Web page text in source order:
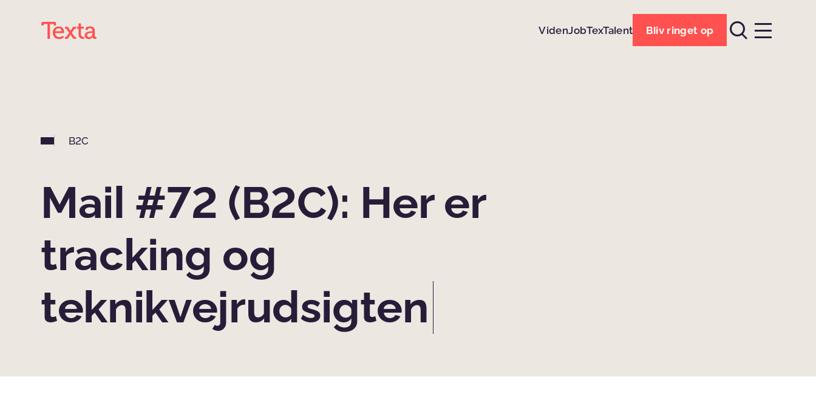
VidenJobTexTalent Bliv ringet op
B2C
Mail #72 (B2C): Her er
tracking og
teknikvejrudsigten